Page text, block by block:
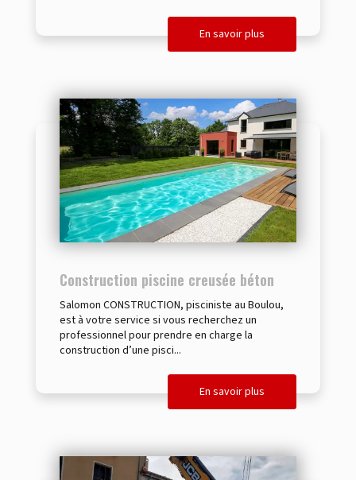
En savoir plus
Construction piscine creusée béton
Salomon CONSTRUCTION, pisciniste au Boulou,
est à votre service si vous recherchez un
professionnel pour prendre en charge la
construction d’une pisci...
En savoir plus